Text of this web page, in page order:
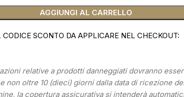
AGGIUNGI AL CARRELLO
SCONTO DA APPLICARE NEL CHECKOUT:
relative a prodotti danneggiati dovranno
non oltre 10 (dieci) giorni dalla data di ricezione
la copertura assicurativa si intenderà